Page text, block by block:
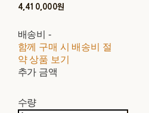
4,410,000원
배송비 -
함께 구매 시 배송비 절
약 상품 보기
추가 금액
수량